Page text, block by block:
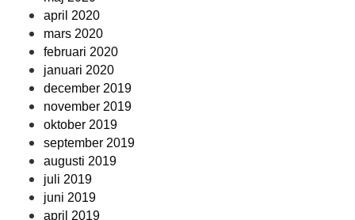
april 2020
mars 2020
februari 2020
januari 2020
december 2019
november 2019
oktober 2019
september 2019
augusti 2019
juli 2019
juni 2019
april 2019